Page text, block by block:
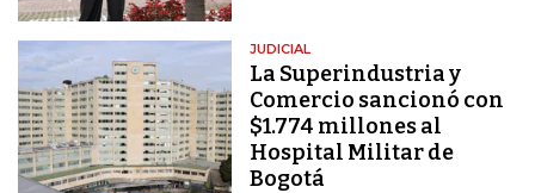
JUDICIAL
La Superindustria y
Comercio sancionó con
$1.774 millones al
Hospital Militar de
Bogotá